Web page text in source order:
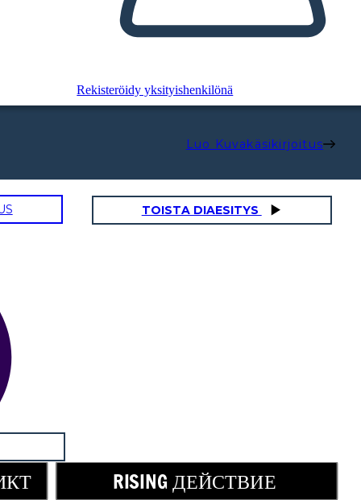
Rekisteröidy yksityishenkilönä
Luo Kuvakäsikirjoitus
TOISTA DIAESITYS
RISING ДЕЙСТВИЕ